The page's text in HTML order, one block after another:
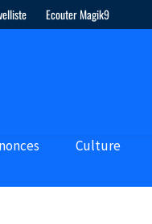
Ecouter Magik9
Culture